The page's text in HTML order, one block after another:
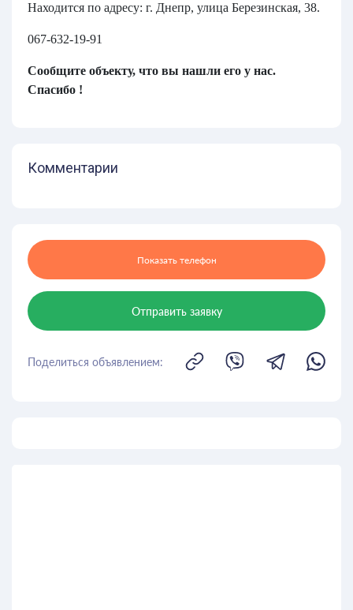
Находится по адресу: г. Днепр, улица Березинская, 38.
067-632-19-91
Сообщите объекту, что вы нашли его у нас.
Спасибо !
Комментарии
Показать телефон
Отправить заявку
Поделиться объявлением: